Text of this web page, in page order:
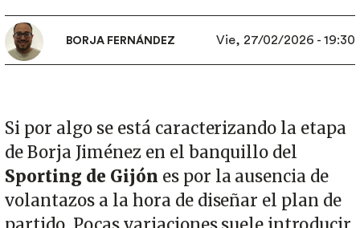
BORJA FERNÁNDEZ Vie, 27/02/2026 - 19:30
Si por algo se está caracterizando la etapa
de Borja Jiménez en el banquillo del
Sporting de Gijón es por la ausencia de
volantazos a la hora de diseñar el plan de